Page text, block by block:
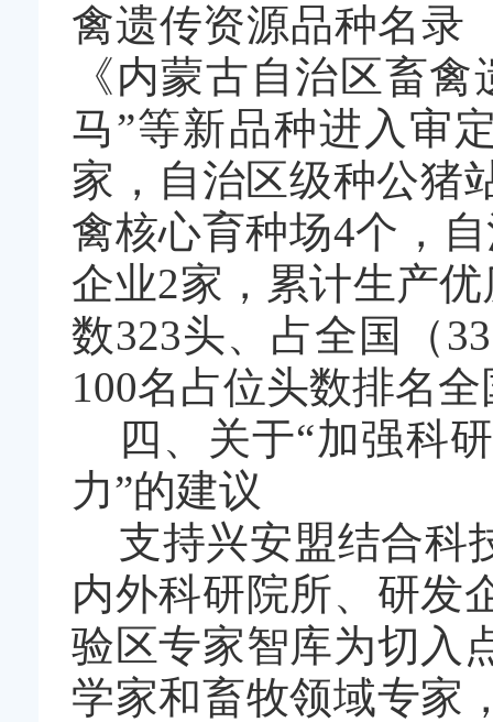
禽遗传资源品种名录
《内蒙古自治区畜
马”等新品种进入审
家，自治区级种公猪
禽核心育种场4个，
企业2家，累计生产
数323头、占全国（
100名占位头数排名
四、关于“加强科
力”的建议
支持兴安盟结合科
内外科研院所、研发
验区专家智库为切入
学家和畜牧领域专家